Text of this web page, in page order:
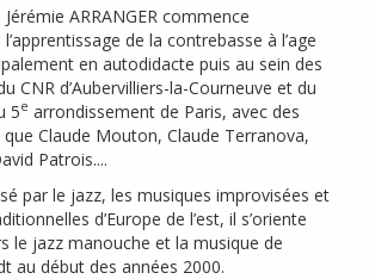
Jérémie ARRANGER commence
l’apprentissage de la contrebasse à l’age
en autodidacte puis au sein des
CNR d’Aubervilliers-la-Courneuve et du
5e arrondissement de Paris, avec des
Claude Mouton, Claude Terranova,
Patrois....
par le jazz, les musiques improvisées et
d’Europe de l’est, il s’oriente
le jazz manouche et la musique de
au début des années 2000.